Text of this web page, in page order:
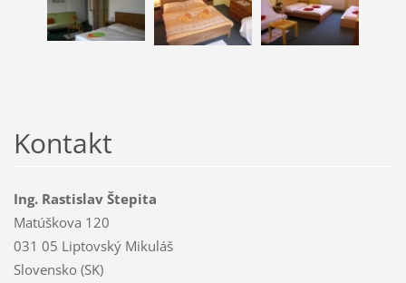
Kontakt
Ing. Rastislav Štepita
Matúškova 120
031 05 Liptovský Mikuláš
Slovensko (SK)